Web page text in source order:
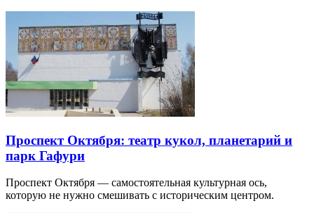
Проспект Октября: театр кукол, планетарий и
парк Гафури
Проспект Октября — самостоятельная культурная ось,
которую не нужно смешивать с историческим центром.